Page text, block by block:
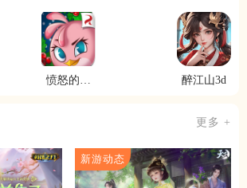
愤怒的小
醉江山3d
更多 +
新游动态